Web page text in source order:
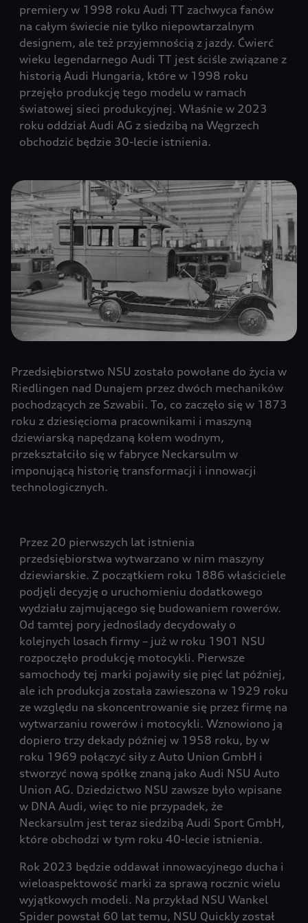
premiery w 1998 roku Audi TT zachwyca fanów
na całym świecie nie tylko niepowtarzalnym
designem, ale też przyjemnością z jazdy. Ćwierć
wieku legendarnego Audi TT jest ściśle związane z
historią Audi Hungaria, które w 1998 roku
przejęło produkcję tego modelu w ramach
światowej sieci produkcyjnej. Właśnie w 2023
roku oddział Audi AG z siedzibą na Węgrzech
obchodzić będzie 30-lecie istnienia.
Przedsiębiorstwo NSU zostało powołane do życia w
Riedlingen nad Dunajem przez dwóch mechaników
pochodzących ze Szwabii. To, co zaczęło się w 1873
roku z dziesięcioma pracownikami i maszyną
dziewiarską napędzaną kołem wodnym,
przekształciło się w fabryce Neckarsulm w
imponującą historię transformacji i innowacji
technologicznych.
Przez 20 pierwszych lat istnienia
przedsiębiorstwa wytwarzano w nim maszyny
dziewiarskie. Z początkiem roku 1886 właściciele
podjęli decyzję o uruchomieniu dodatkowego
wydziału zajmującego się budowaniem rowerów.
Od tamtej pory jednoślady decydowały o
kolejnych losach firmy – już w roku 1901 NSU
rozpoczęło produkcję motocykli. Pierwsze
samochody tej marki pojawiły się pięć lat później,
ale ich produkcja została zawieszona w 1929 roku
ze względu na skoncentrowanie się przez firmę na
wytwarzaniu rowerów i motocykli. Wznowiono ją
dopiero trzy dekady później w 1958 roku, by w
roku 1969 połączyć siły z Auto Union GmbH i
stworzyć nową spółkę znaną jako Audi NSU Auto
Union AG. Dziedzictwo NSU zawsze było wpisane
w DNA Audi, więc to nie przypadek, że
Neckarsulm jest teraz siedzibą Audi Sport GmbH,
które obchodzi w tym roku 40-lecie istnienia.
Rok 2023 będzie oddawał innowacyjnego ducha i
wieloaspektowość marki za sprawą rocznic wielu
wyjątkowych modeli. Na przykład NSU Wankel
Spider powstał 60 lat temu, NSU Quickly został